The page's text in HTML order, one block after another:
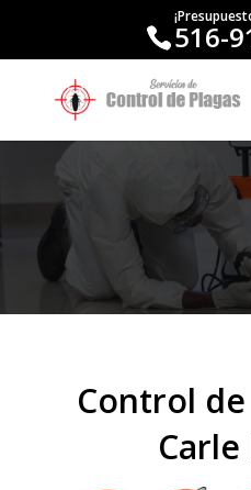
516-
Control
Carle